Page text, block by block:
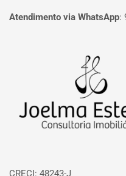
Atendimento via WhatsApp:
CRECI: 48243-J